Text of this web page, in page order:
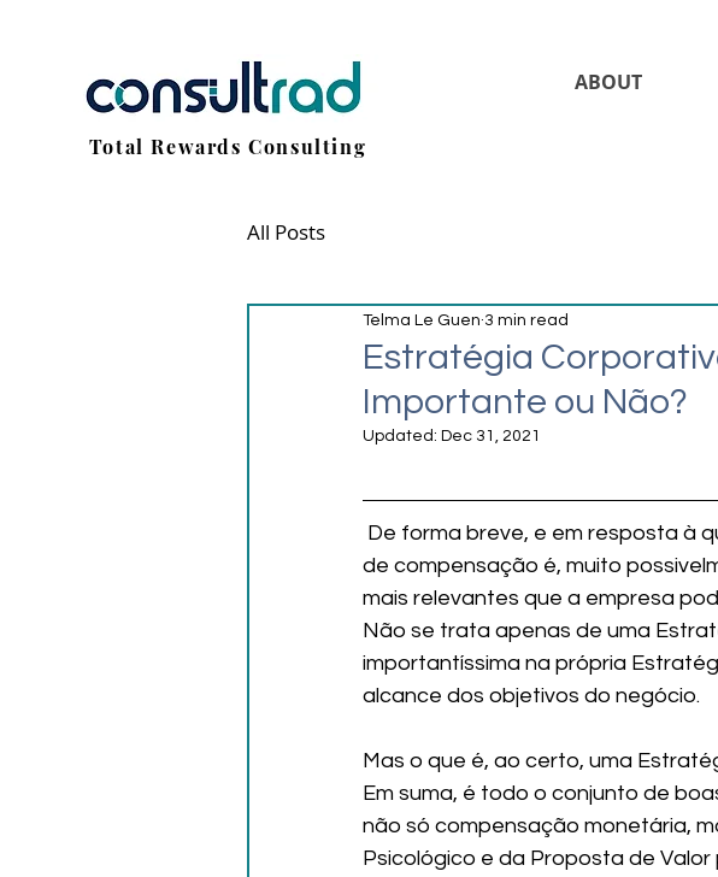
Total Rewards Consulting
ABOUT
All Posts
Estratégia
Importante ou Não?
Telma Le Guen 3 min read
Updated: Dec 31, 2021
de compensação é, muito
mais relevantes que a empresa
Não se trata apenas de uma
importantíssima na própria
alcance dos objetivos do negócio.
Mas o que é, ao certo, uma
Em suma, é todo o conjunto de
não só compensação monetária,
Psicológico e da Proposta de